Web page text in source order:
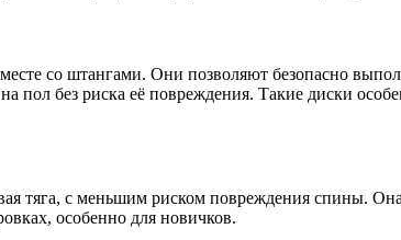
со штангами. Они позволяют безопасно
без риска её повреждения. Такие диски
тяга, с меньшим риском повреждения спины.
особенно для новичков.